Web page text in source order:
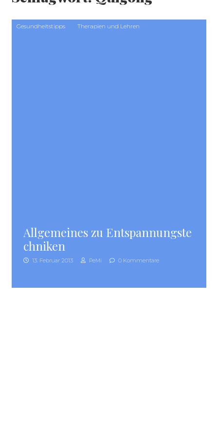
Gesundheitstipps Therapien und Lehren
Allgemeines zu Entspannungste
chniken
13. Februar 2013 PeMi 0 Kommentare